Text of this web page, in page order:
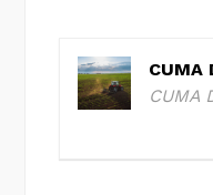
CUMA
CUMA